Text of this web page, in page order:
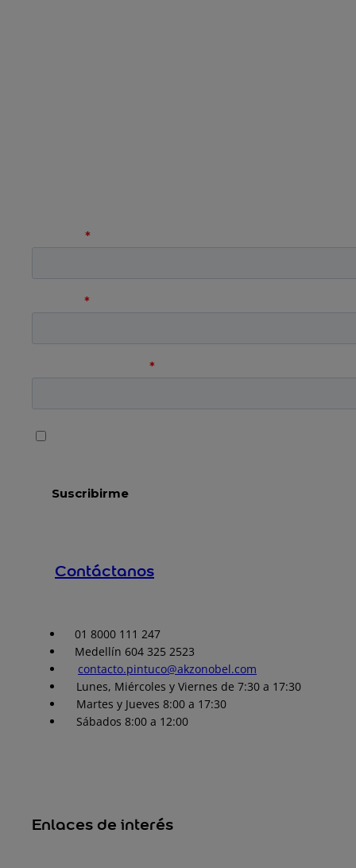
Contáctanos
01 8000 111 247
Medellín 604 325 2523
contacto.pintuco@akzonobel.com
Lunes, Miércoles y Viernes de 7:30 a 17:30
Martes y Jueves 8:00 a 17:30
Sábados 8:00 a 12:00
Enlaces de interés